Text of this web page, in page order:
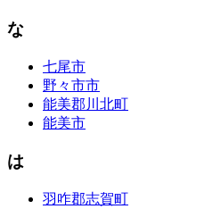
な
七尾市
野々市市
能美郡川北町
能美市
は
羽咋郡志賀町